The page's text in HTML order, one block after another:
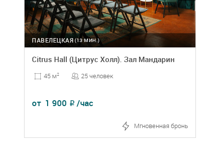
(13 МИН.)
ПАВЕЛЕЦКАЯ
Citrus Hall (Цитрус Холл). Зал Мандарин
45 м2 25 человек
от 1 900 ₽ /час
Мгновенная бронь